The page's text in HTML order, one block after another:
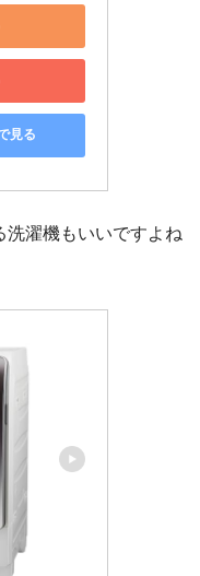
見る
濯機もいいですよね